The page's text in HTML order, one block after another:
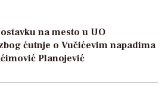
na mesto u UO
ćutnje o Vučićevim napadima
Planojević